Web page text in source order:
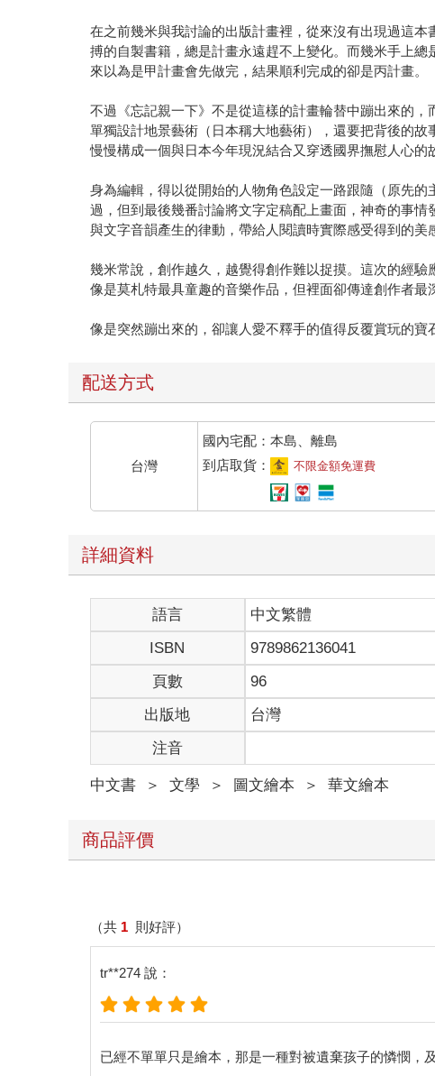
在之前幾米與我討論的出版計畫裡，從來沒有出現過這
搏的自製書籍，總是計畫永遠趕不上變化。而幾米手上
來以為是甲計畫會先做完，結果順利完成的卻是丙計畫。
不過《忘記親一下》不是從這樣的計畫輪替中蹦出來的
單獨設計地景藝術（日本稱大地藝術），還要把背後的
慢慢構成一個與日本今年現況結合又穿透國界撫慰人心的
身為編輯，得以從開始的人物角色設定一路跟隨（原先
過，但到最後幾番討論將文字定稿配上畫面，神奇的事
與文字音韻產生的律動，帶給人閱讀時實際感受得到的美
幾米常說，創作越久，越覺得創作難以捉摸。這次的經
像是莫札特最具童趣的音樂作品，但裡面卻傳達創作者最
像是突然蹦出來的，卻讓人愛不釋手的值得反覆賞玩的寶
配送方式
台灣
國內宅配：本島、離島
到店取貨：
不限金額免運費
詳細資料
語言 中文繁體
ISBN
9789862136041
頁數
96
出版地
台灣
注音
中文書 ＞ 文學 ＞ 圖文繪本 ＞ 華文繪本
商品評價
（共 1 則好評）
tr**274 說：